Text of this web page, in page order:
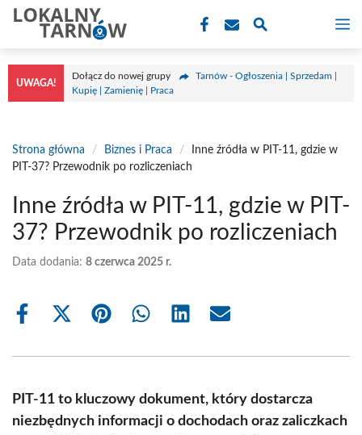
Przejdź
treści
UWAGA!
Dołącz do nowej grupy
Tarnów - Ogłoszenia | Sprzedam |
Kupię | Zamienię | Praca
Strona główna / Biznes i Praca /
Inne źródła w PIT-11, gdzie w
PIT-37? Przewodnik po rozliczeniach
Inne źródła w PIT-11, gdzie w PIT-
37? Przewodnik po rozliczeniach
Data dodania: 8 czerwca 2025 r.
Share
Share
(Twitter)
Share Share Share Share
PIT-11 to kluczowy dokument, który dostarcza
niezbędnych informacji o dochodach oraz zaliczkach